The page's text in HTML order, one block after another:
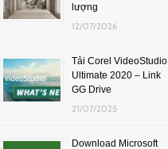
lượng
12/07/2026
Tải Corel VideoStudio
Ultimate 2020 – Link
GG Drive
21/07/2025
Download Microsoft